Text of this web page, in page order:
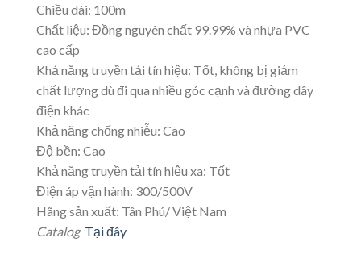
Chiều dài: 100m
Chất liệu: Đồng nguyên chất 99.99% và nhựa PVC
cao cấp
Khả năng truyền tải tín hiệu: Tốt, không bị giảm
chất lượng dù đi qua nhiều góc cạnh và đường dây
điện khác
Khả năng chống nhiễu: Cao
Độ bền: Cao
Khả năng truyền tải tín hiệu xa: Tốt
Điện áp vận hành: 300/500V
Hãng sản xuất: Tân Phú/ Việt Nam
Catalog Tại đây